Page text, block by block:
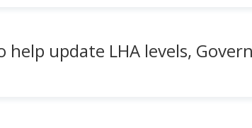
update LHA levels,